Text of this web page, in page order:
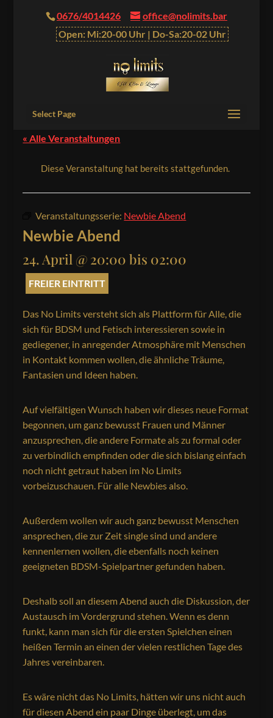
0676/4014426
office@nolimits.bar
Open: Mi:20-00 Uhr | Do-Sa:20-02 Uhr
Select Page
« Alle Veranstaltungen
Diese Veranstaltung hat bereits stattgefunden.
Veranstaltungsserie: Newbie Abend
Newbie Abend
24. April @ 20:00 bis 02:00
FREIER EINTRITT
Das No Limits versteht sich als Plattform für Alle, die
sich für BDSM und Fetisch interessieren sowie in
gediegener, in anregender Atmosphäre mit Menschen
in Kontakt kommen wollen, die ähnliche Träume,
Fantasien und Ideen haben.
Auf vielfältigen Wunsch haben wir dieses neue Format
begonnen, um ganz bewusst Frauen und Männer
anzusprechen, die andere Formate als zu formal oder
zu verbindlich empfinden oder die sich bislang einfach
noch nicht getraut haben im No Limits
vorbeizuschauen. Für alle Newbies also.
Außerdem wollen wir auch ganz bewusst Menschen
ansprechen, die zur Zeit single sind und andere
kennenlernen wollen, die ebenfalls noch keinen
geeigneten BDSM-Spielpartner gefunden haben.
Deshalb soll an diesem Abend auch die Diskussion, der
Austausch im Vordergrund stehen. Wenn es denn
funkt, kann man sich für die ersten Spielchen einen
heißen Termin an einen der vielen restlichen Tage des
Jahres vereinbaren.
Es wäre nicht das No Limits, hätten wir uns nicht auch
für diesen Abend ein paar Dinge überlegt, um das